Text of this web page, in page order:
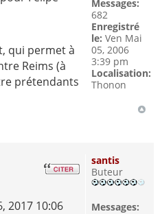
qui permet à
Reims (à
prétendants
Messages:
682
Enregistré
le: Ven Mai
05, 2006
3:39 pm
Localisation:
Thonon
2017 10:06
santis
Buteur
Messages: